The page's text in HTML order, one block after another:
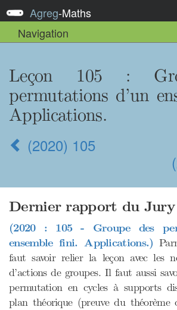
Agreg-Maths
Navigation
Leçon 105 :
permutations d’un
Applications.
(2020) 105
Dernier rapport du
(2020 : 105 - Groupe des
ensemble fini. Applications.)
faut savoir relier la leçon avec les
d’actions de groupes. Il faut aussi
permutation en cycles à supports
plan théorique (preuve du théorème